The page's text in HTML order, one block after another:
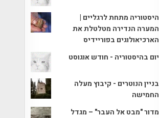
היסטוריה מתחת לרגליים |
המערה הנדירה מטלטלת את
הארכיאולוגים בפוריידיס
יום בהיסטוריה - חודש אוגוסט
בניין הנוטרים - קיבוץ מעלה
החמישה
מדור "מבט אל העבר" – מגדל